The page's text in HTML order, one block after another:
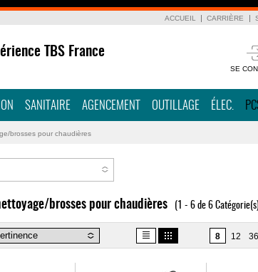
ACCUEIL CARRIÈRE
TBS France
SE
SANITAIRE AGENCEMENT OUTILLAGE ÉLEC.
brosses pour chaudières
brosses pour chaudières (1 - 6 de 6
8 12 36